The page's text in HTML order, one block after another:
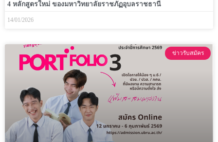
4 หลักสูตรใหม่ ของมหาวิทยาลัยราชภัฏอุบลราชธานี
14/01/2026
ข่าวรับสมัคร